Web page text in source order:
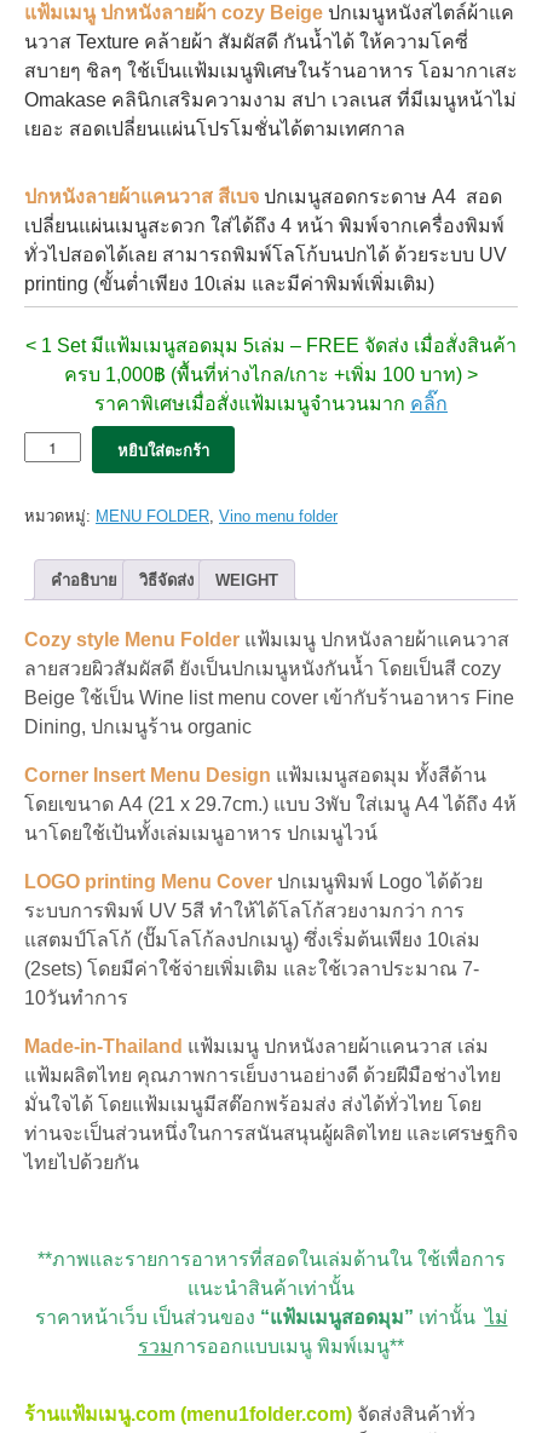
แฟ้มเมนู ปกหนังลายผ้า cozy Beige ปกเมนูหนังสไตล์ผ้าแค
นวาส Texture คล้ายผ้า สัมผัสดี กันน้ำได้ ให้ความโคซี่
สบายๆ ชิลๆ ใช้เป็นแฟ้มเมนูพิเศษในร้านอาหาร โอมากาเสะ
Omakase คลินิกเสริมความงาม สปา เวลเนส ที่มีเมนูหน้าไม่
เยอะ สอดเปลี่ยนแผ่นโปรโมชั่นได้ตามเทศกาล
ปกหนังลายผ้าแคนวาส สีเบจ ปกเมนูสอดกระดาษ A4 สอด
เปลี่ยนแผ่นเมนูสะดวก ใส่ได้ถึง 4 หน้า พิมพ์จากเครื่องพิมพ์
ทั่วไปสอดได้เลย สามารถพิมพ์โลโก้บนปกได้ ด้วยระบบ UV
printing (ขั้นต่ำเพียง 10เล่ม และมีค่าพิมพ์เพิ่มเติม)
< 1 Set มีแฟ้มเมนูสอดมุม 5เล่ม – FREE จัดส่ง เมื่อสั่งสินค้า
ครบ 1,000฿ (พื้นที่ห่างไกล/เกาะ +เพิ่ม 100 บาท) >
ราคาพิเศษเมื่อสั่งแฟ้มเมนูจำนวนมาก คลิ๊ก
จำนวน
5x
A4x4pages
สี
cozy
Beige
(set
เล่ม)
หยิบใส่ตะกร้า
หมวดหมู่: MENU FOLDER, Vino menu folder
คำอธิบาย วิธีจัดส่ง WEIGHT
Cozy style Menu Folder แฟ้มเมนู ปกหนังลายผ้าแคนวาส
ลายสวยผิวสัมผัสดี ยังเป็นปกเมนูหนังกันน้ำ โดยเป็นสี cozy
Beige ใช้เป็น Wine list menu cover เข้ากับร้านอาหาร Fine
Dining, ปกเมนูร้าน organic
Corner Insert Menu Design แฟ้มเมนูสอดมุม ทั้งสีด้าน
โดยเขนาด A4 (21 x 29.7cm.) แบบ 3พับ ใส่เมนู A4 ได้ถึง 4ห้
นาโดยใช้เป้นทั้งเล่มเมนูอาหาร ปกเมนูไวน์
LOGO printing Menu Cover ปกเมนูพิมพ์ Logo ได้ด้วย
ระบบการพิมพ์ UV 5สี ทำให้ได้โลโก้สวยงามกว่า การ
แสตมป์โลโก้ (ปั๊มโลโก้ลงปกเมนู) ซึ่งเริ่มต้นเพียง 10เล่ม
(2sets) โดยมีค่าใช้จ่ายเพิ่มเติม และใช้เวลาประมาณ 7-
10วันทำการ
Made-in-Thailand แฟ้มเมนู ปกหนังลายผ้าแคนวาส เล่ม
แฟ้มผลิตไทย คุณภาพการเย็บงานอย่างดี ด้วยฝีมือช่างไทย
มั่นใจได้ โดยแฟ้มเมนูมีสต๊อกพร้อมส่ง ส่งได้ทั่วไทย โดย
ท่านจะเป็นส่วนหนึ่งในการสนันสนุนผู้ผลิตไทย และเศรษฐกิจ
ไทยไปด้วยกัน
**ภาพและรายการอาหารที่สอดในเล่มด้านใน ใช้เพื่อการ
แนะนำสินค้าเท่านั้น
ราคาหน้าเว็บ เป็นส่วนของ “แฟ้มเมนูสอดมุม” เท่านั้นไม่
รวมการออกแบบเมนู พิมพ์เมนู**
ร้านแฟ้มเมนู.com (menu1folder.com) จัดส่งสินค้าทั่ว